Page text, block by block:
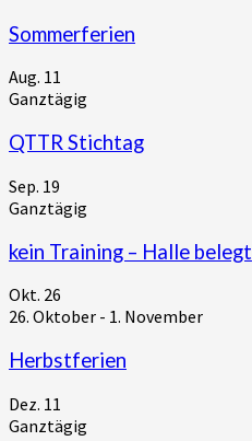
Sommerferien
Aug. 11
Ganztägig
QTTR Stichtag
Sep. 19
Ganztägig
kein Training – Halle belegt
Okt. 26
26. Oktober - 1. November
Herbstferien
Dez. 11
Ganztägig